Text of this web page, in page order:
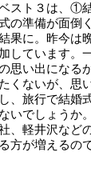
スト３は、①
の準備が面倒
果に。昨今は
しています。
思い出になる
くないが、思
、旅行で結婚
いでしょうか
、軽井沢など
方が増えるの